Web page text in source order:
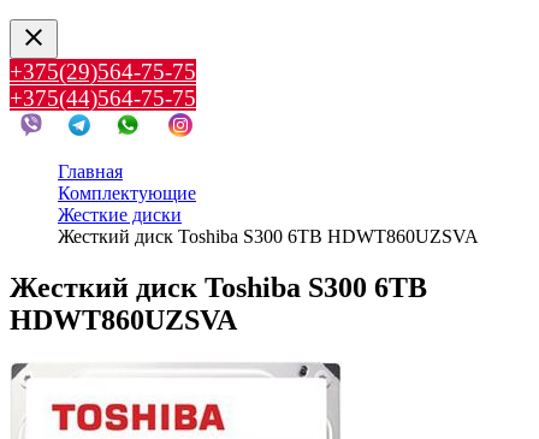
clear
+375(29)564-75-75
+375(44)564-75-75
Главная
Комплектующие
Жесткие диски
Жесткий диск Toshiba S300 6TB HDWT860UZSVA
Жесткий диск Toshiba S300 6TB
HDWT860UZSVA